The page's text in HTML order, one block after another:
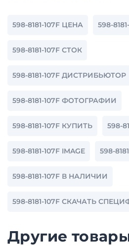
598-8181-107F ЦЕНА 598-
598-8181-107F СТОК
598-8181-107F ДИСТРИБЬЮТОР
598-8181-107F ФОТОГРАФИИ
598-8181-107F КУПИТЬ 598-
598-8181-107F IMAGE 598-
598-8181-107F В НАЛИЧИИ
598-8181-107F СКАЧАТЬ
Другие